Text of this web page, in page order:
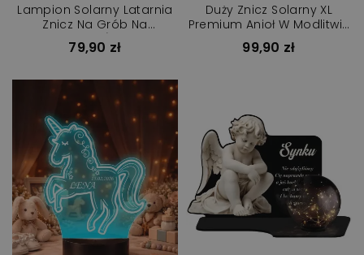
Lampion Solarny Latarnia
Znicz Na Grób Na
Wszystkich Świętych
Premium
79,90 zł
Duży Znicz Solarny XL
Premium Anioł W Modlitwie
Na Cmentarz
99,90 zł